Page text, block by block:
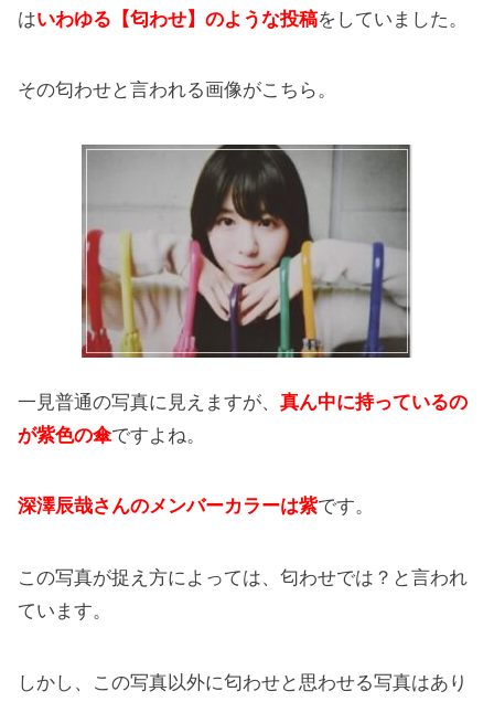
はいわゆる【匂わせ】のような投稿をしていました。
その匂わせと言われる画像がこちら。
一見普通の写真に見えますが、真ん中に持っているの
が紫色の傘ですよね。
深澤辰哉さんのメンバーカラーは紫です。
この写真が捉え方によっては、匂わせでは？と言われ
ています。
しかし、この写真以外に匂わせと思わせる写真はあり